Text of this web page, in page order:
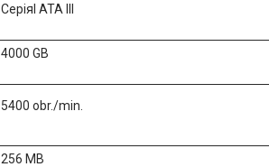
Серіяl ATA III
4000 GB
5400 obr./min.
256 MB